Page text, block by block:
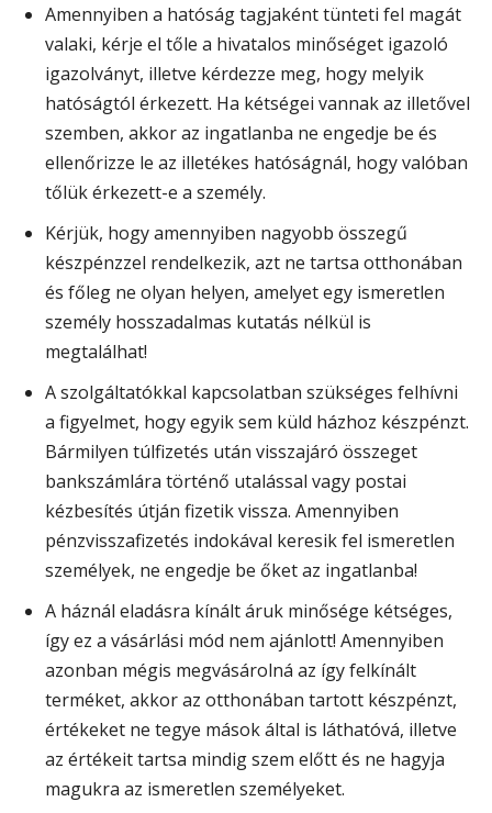
Amennyiben a hatóság tagjaként tünteti fel magát
valaki, kérje el tőle a hivatalos minőséget igazoló
igazolványt, illetve kérdezze meg, hogy melyik
hatóságtól érkezett. Ha kétségei vannak az illetővel
szemben, akkor az ingatlanba ne engedje be és
ellenőrizze le az illetékes hatóságnál, hogy valóban
tőlük érkezett-e a személy.
Kérjük, hogy amennyiben nagyobb összegű
készpénzzel rendelkezik, azt ne tartsa otthonában
és főleg ne olyan helyen, amelyet egy ismeretlen
személy hosszadalmas kutatás nélkül is
megtalálhat!
A szolgáltatókkal kapcsolatban szükséges felhívni
a figyelmet, hogy egyik sem küld házhoz készpénzt.
Bármilyen túlfizetés után visszajáró összeget
bankszámlára történő utalással vagy postai
kézbesítés útján fizetik vissza. Amennyiben
pénzvisszafizetés indokával keresik fel ismeretlen
személyek, ne engedje be őket az ingatlanba!
A háznál eladásra kínált áruk minősége kétséges,
így ez a vásárlási mód nem ajánlott! Amennyiben
azonban mégis megvásárolná az így felkínált
terméket, akkor az otthonában tartott készpénzt,
értékeket ne tegye mások által is láthatóvá, illetve
az értékeit tartsa mindig szem előtt és ne hagyja
magukra az ismeretlen személyeket.